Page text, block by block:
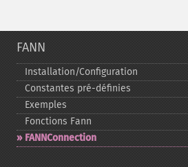
FANN
Installation/Configuration
Constantes pré-​définies
Exemples
Fonctions Fann
FANNConnection